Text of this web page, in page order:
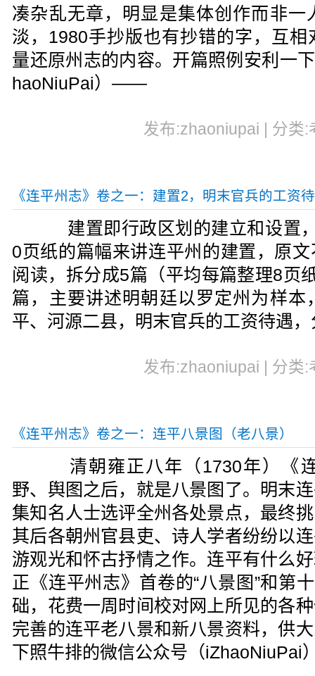
凑杂乱无章，明显是集体创作而非一
淡，1980手抄版也有抄错的字，互
量还原州志的内容。开篇照例安利一
haoNiuPai）——
发布:zhaoniupai | 分类
《连平州志》卷之一：建置2，明末官兵的工资
建置即行政区划的建立和设置
0页纸的篇幅来讲连平州的建置，原
阅读，拆分成5篇（平均每篇整理8页
篇，主要讲述明朝廷以罗定州为样本
平、河源二县，明末官兵的工资待遇
发布:zhaoniupai | 分类
《连平州志》卷之一：连平八景图（老八景）
清朝雍正八年（1730年）《
野、舆图之后，就是八景图了。明末
集知名人士选评全州各处景点，最终
其后各朝州官县吏、诗人学者纷纷以
游观光和怀古抒情之作。连平有什么
正《连平州志》首卷的“八景图”和第
础，花费一周时间校对网上所见的各
完善的连平老八景和新八景资料，供
下照牛排的微信公众号（